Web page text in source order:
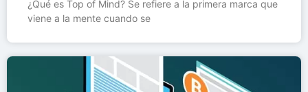
¿Qué es Top of Mind? Se refiere a la primera marca que
viene a la mente cuando se